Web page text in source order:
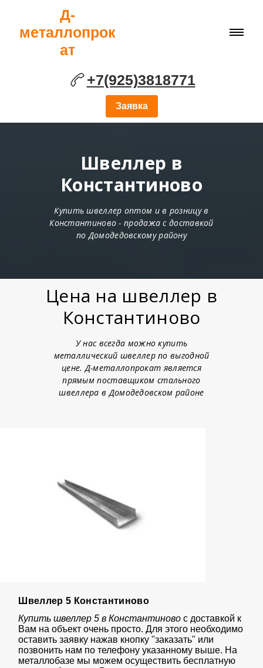
Д-
металлопрок
ат
+7(925)3818771
Заявка
Швеллер в
Константиново
Купить швеллер оптом и в розницу в
Константиново - продажа с доставкой
по Домодедовскому району
Цена на швеллер в
Константиново
У нас всегда можно купить
металлический швеллер по выгодной
цене. Д-металлопрокат является
прямым поставщиком стального
швеллера в Домодедовском районе
Швеллер 5 Константиново
Купить швеллер 5 в Константиновос доставкой к
Вам на объект очень просто. Для этого необходимо
оставить заявку нажав кнопку "заказать" или
позвонить нам по телефону указанному выше. На
металлобазе мы можем осуществить бесплатную